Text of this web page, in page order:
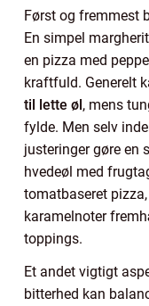
Først og fremmest
En simpel
en pizza med
kraftfuld. Generelt
til lette øl, mens
fylde. Men selv
justeringer gøre en
hvedeøl med
tomatbaseret
karamelnoter
toppings.
Et andet vigtigt
bitterhed kan